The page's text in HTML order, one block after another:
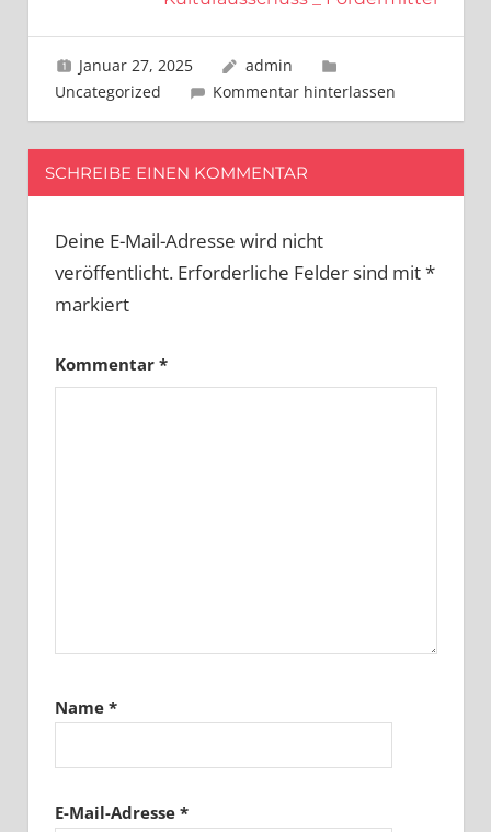
Januar 27, 2025
admin
Uncategorized
Kommentar hinterlassen
SCHREIBE EINEN KOMMENTAR
Deine E-Mail-Adresse wird nicht
veröffentlicht. Erforderliche Felder sind mit*
markiert
Kommentar *
Name *
E-Mail-Adresse *